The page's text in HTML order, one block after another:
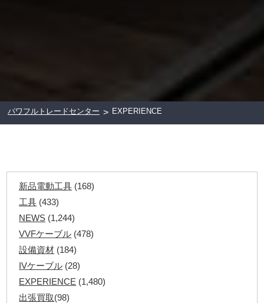
パワフルトレードセンター > EXPERIENCE
新品電動工具 (168)
工具 (433)
NEWS (1,244)
VVFケーブル (478)
設備資材 (184)
IVケーブル (28)
EXPERIENCE (1,480)
出張買取(98)